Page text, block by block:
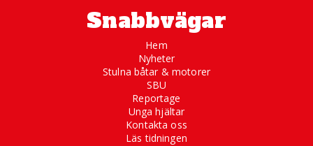
Snabbvägar
Hem
Nyheter
Stulna båtar & motorer
SBU
Reportage
Unga hjältar
Kontakta oss
Läs tidningen